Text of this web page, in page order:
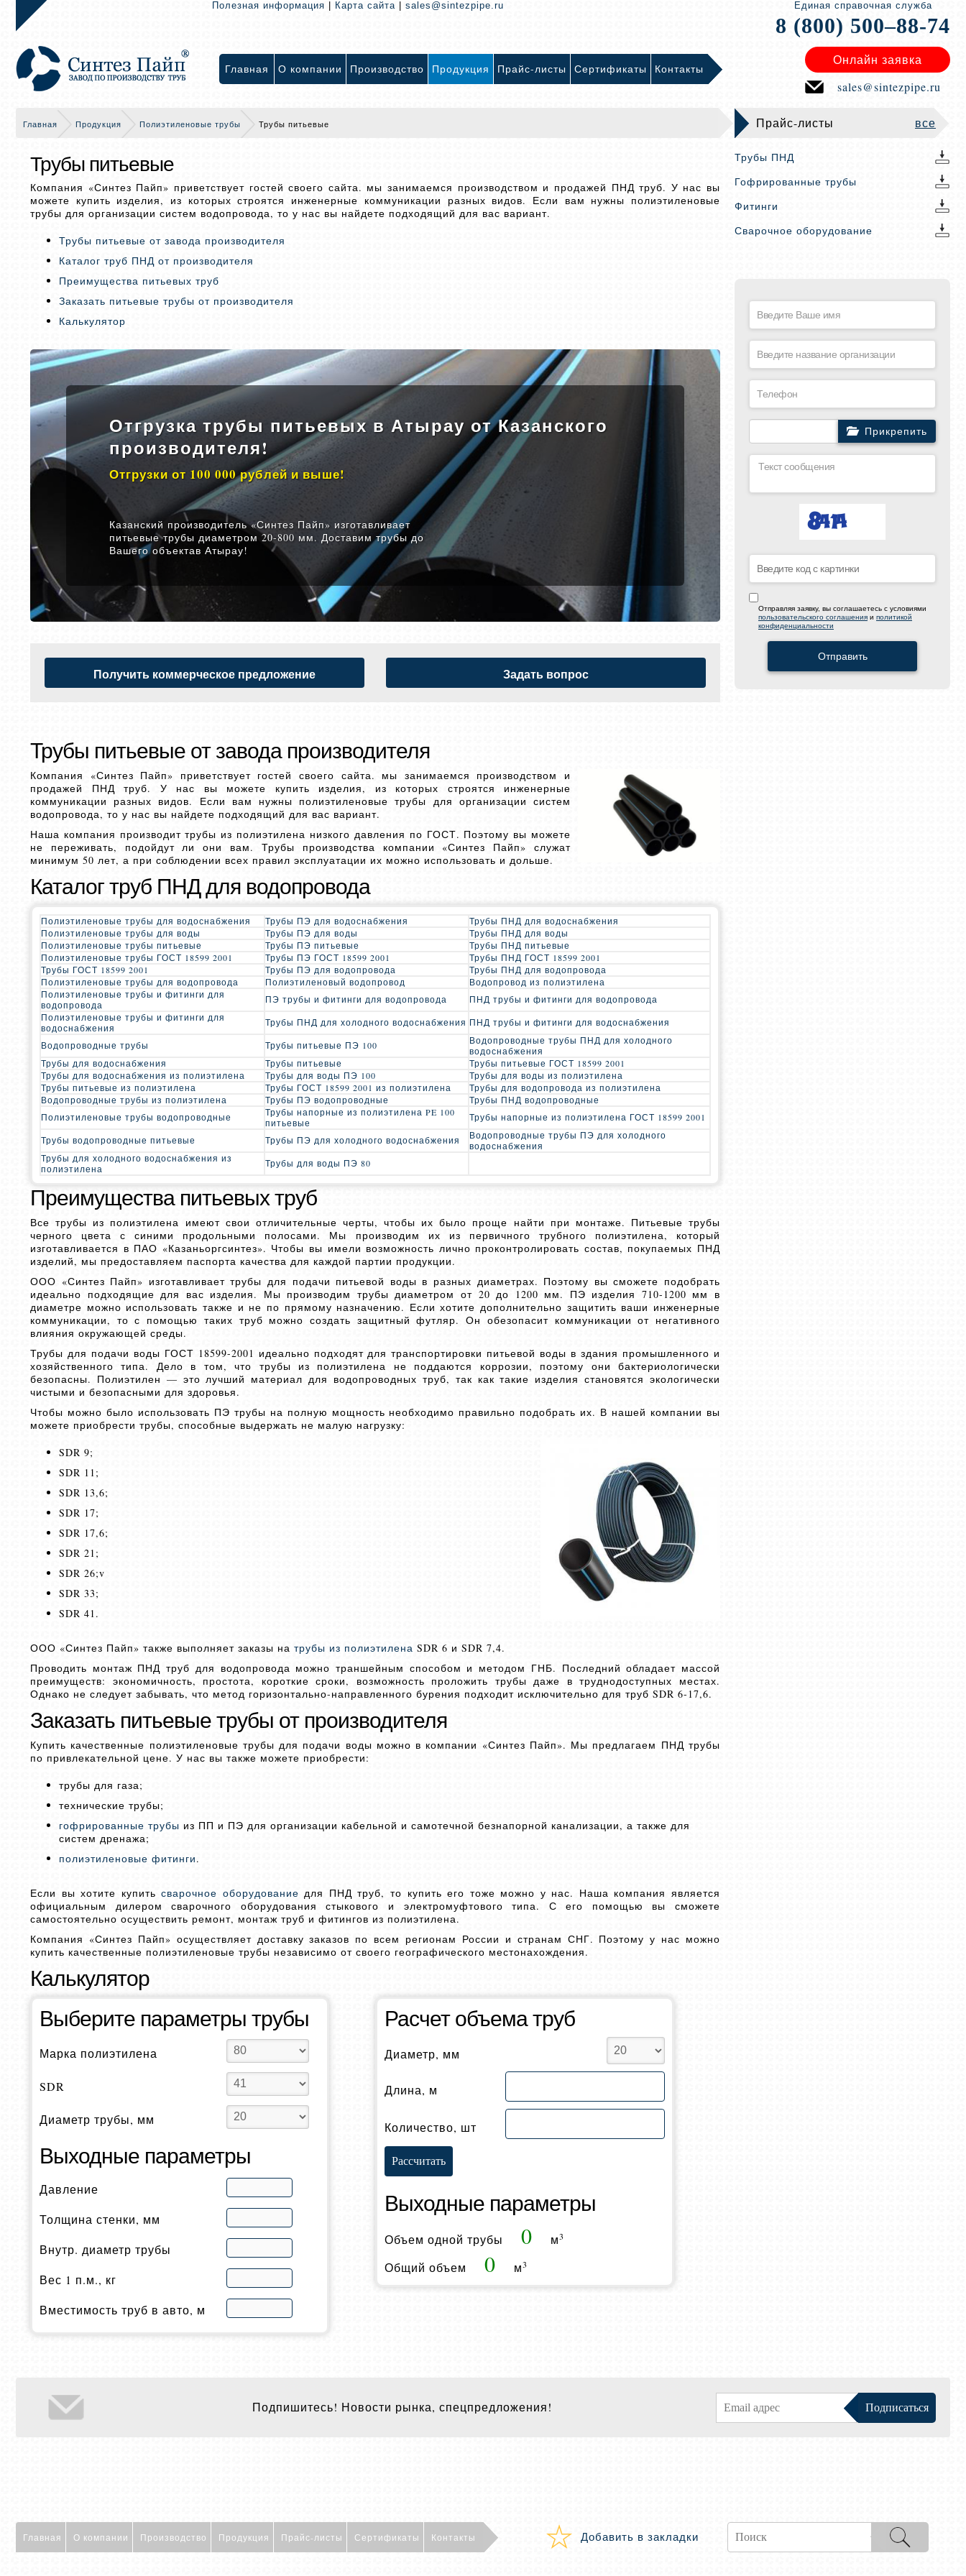
Полезная информация Карта сайта sales@sintezpipe.ru Единая справочная служба
8 (800) 500–88-74
Главная О компании Производство Продукция Прайс-листы Сертификаты Контакты
Онлайн заявка
sales@sintezpipe.ru
Главная Продукция Полиэтиленовые трубы Трубы питьевые
Трубы питьевые
Компания «Синтез Пайп» приветствует гостей своего сайта. мы занимаемся производством и продажей ПНД труб. У нас вы
можете купить изделия, из которых строятся инженерные коммуникации разных видов. Если вам нужны полиэтиленовые
трубы для организации систем водопровода, то у нас вы найдете подходящий для вас вариант.
Трубы питьевые от завода производителя
Каталог труб ПНД от производителя
Преимущества питьевых труб
Заказать питьевые трубы от производителя
Калькулятор
Отгрузка трубы питьевых в Атырау от Казанского
производителя!
Отгрузки от 100 000 рублей и выше!
Казанский производитель «Синтез Пайп» изготавливает
питьевые трубы диаметром 20-800 мм. Доставим трубы до
Вашего объектав Атырау!
Получить коммерческое предложение Задать вопрос
Трубы питьевые от завода производителя
Компания «Синтез Пайп» приветствует гостей своего сайта. мы занимаемся производством и
продажей ПНД труб. У нас вы можете купить изделия, из которых строятся инженерные
коммуникации разных видов. Если вам нужны полиэтиленовые трубы для организации систем
водопровода, то у нас вы найдете подходящий для вас вариант.
Наша компания производит трубы из полиэтилена низкого давления по ГОСТ. Поэтому вы можете
не переживать, подойдут ли они вам. Трубы производства компании «Синтез Пайп» служат
минимум 50 лет, а при соблюдении всех правил эксплуатации их можно использовать и дольше.
Каталог труб ПНД для водопровода
Полиэтиленовые трубы для водоснабжения Трубы ПЭ для водоснабжения
Трубы ПНД для водоснабжения
Полиэтиленовые трубы для воды
Трубы ПЭ для воды
Трубы ПНД для воды
Полиэтиленовые трубы питьевые
Трубы ПЭ питьевые
Трубы ПНД питьевые
Полиэтиленовые трубы ГОСТ 18599 2001
Трубы ПЭ ГОСТ 18599 2001
Трубы ПНД ГОСТ 18599 2001
Трубы ГОСТ 18599 2001
Трубы ПЭ для водопровода
Трубы ПНД для водопровода
Полиэтиленовые трубы для водопровода
Полиэтиленовый водопровод
Водопровод из полиэтилена
Полиэтиленовые трубы и фитинги для
водопровода
ПЭ трубы и фитинги для водопровода
ПНД трубы и фитинги для водопровода
Полиэтиленовые трубы и фитинги для
водоснабжения
Трубы ПНД для холодного водоснабжения ПНД трубы и фитинги для водоснабжения
Водопроводные трубы
Трубы питьевые ПЭ 100
Водопроводные трубы ПНД для холодного
водоснабжения
Трубы для водоснабжения
Трубы питьевые
Трубы питьевые ГОСТ 18599 2001
Трубы для водоснабжения из полиэтилена
Трубы для воды ПЭ 100
Трубы для воды из полиэтилена
Трубы питьевые из полиэтилена
Трубы ГОСТ 18599 2001 из полиэтилена
Трубы для водопровода из полиэтилена
Водопроводные трубы из полиэтилена
Трубы ПЭ водопроводные
Трубы ПНД водопроводные
Полиэтиленовые трубы водопроводные
Трубы напорные из полиэтилена PE 100
питьевые
Трубы напорные из полиэтилена ГОСТ 18599 2001
Трубы водопроводные питьевые
Трубы ПЭ для холодного водоснабжения
Водопроводные трубы ПЭ для холодного
водоснабжения
Трубы для холодного водоснабжения из
полиэтилена
Трубы для воды ПЭ 80
Преимущества питьевых труб
Все трубы из полиэтилена имеют свои отличительные черты, чтобы их было проще найти при монтаже. Питьевые трубы
черного цвета с синими продольными полосами. Мы производим их из первичного трубного полиэтилена, который
изготавливается в ПАО «Казаньоргсинтез». Чтобы вы имели возможность лично проконтролировать состав, покупаемых ПНД
изделий, мы предоставляем паспорта качества для каждой партии продукции.
ООО «Синтез Пайп» изготавливает трубы для подачи питьевой воды в разных диаметрах. Поэтому вы сможете подобрать
идеально подходящие для вас изделия. Мы производим трубы диаметром от 20 до 1200 мм. ПЭ изделия 710-1200 мм в
диаметре можно использовать также и не по прямому назначению. Если хотите дополнительно защитить ваши инженерные
коммуникации, то с помощью таких труб можно создать защитный футляр. Он обезопасит коммуникации от негативного
влияния окружающей среды.
Трубы для подачи воды ГОСТ 18599-2001 идеально подходят для транспортировки питьевой воды в здания промышленного и
хозяйственного типа. Дело в том, что трубы из полиэтилена не поддаются коррозии, поэтому они бактериологически
безопасны. Полиэтилен — это лучший материал для водопроводных труб, так как такие изделия становятся экологически
чистыми и безопасными для здоровья.
Чтобы можно было использовать ПЭ трубы на полную мощность необходимо правильно подобрать их. В нашей компании вы
можете приобрести трубы, способные выдержать не малую нагрузку:
SDR 9;
SDR 11;
SDR 13,6;
SDR 17;
SDR 17,6;
SDR 21;
SDR 26;v
SDR 33;
SDR 41.
ООО «Синтез Пайп» также выполняет заказы на трубы из полиэтилена SDR 6 и SDR 7,4.
Проводить монтаж ПНД труб для водопровода можно траншейным способом и методом ГНБ. Последний обладает массой
преимуществ: экономичность, простота, короткие сроки, возможность проложить трубы даже в труднодоступных местах.
Однако не следует забывать, что метод горизонтально-направленного бурения подходит исключительно для труб SDR 6-17,6.
Заказать питьевые трубы от производителя
Купить качественные полиэтиленовые трубы для подачи воды можно в компании «Синтез Пайп». Мы предлагаем ПНД трубы
по привлекательной цене. У нас вы также можете приобрести:
трубы для газа;
технические трубы;
гофрированные трубы из ПП и ПЭ для организации кабельной и самотечной безнапорной канализации, а также для
систем дренажа;
полиэтиленовые фитинги.
Если вы хотите купитьсварочное оборудование для ПНД труб, то купить его тоже можно у нас. Наша компания является
официальным дилером сварочного оборудования стыкового и электромуфтового типа. С его помощью вы сможете
самостоятельно осуществить ремонт, монтаж труб и фитингов из полиэтилена.
Компания «Синтез Пайп» осуществляет доставку заказов по всем регионам России и странам СНГ. Поэтому у нас можно
купить качественные полиэтиленовые трубы независимо от своего географического местонахождения.
Калькулятор
Выберите параметры трубы
Марка полиэтилена
SDR
Диаметр трубы, мм
Выходные параметры
Давление
Толщина стенки, мм
Внутр. диаметр трубы
Вес 1 п.м., кг
Вместимость труб в авто, м
Расчет объема труб
Диаметр, мм
Длина, м
Количество, шт
Выходные параметры
Объем одной трубы 0 м3
Общий объем 0 м3
Прайс-листы все
Трубы ПНД
Гофрированные трубы
Фитинги
Сварочное оборудование
Прикрепить
Отправляя заявку, вы соглашаетесь с условиями
пользовательского соглашения и политикой
конфиденциальности
Отправить
Подпишитесь! Новости рынка, спецпредложения!
Главная О компании Производство Продукция Прайс-листы Сертификаты Контакты Добавить в закладки